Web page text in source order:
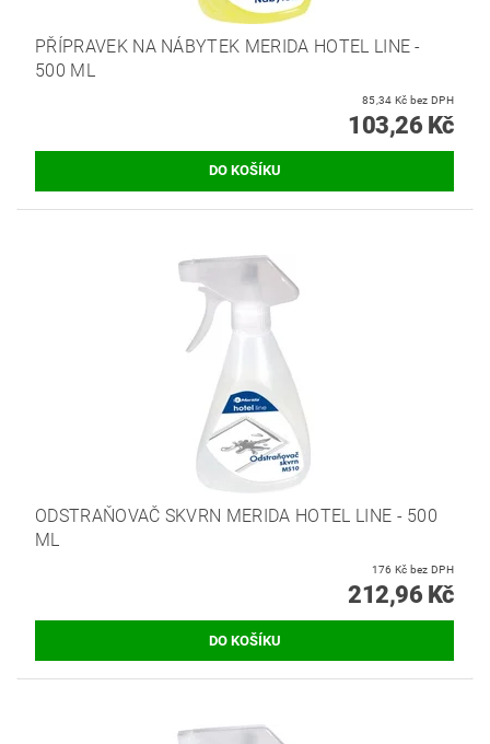
PŘÍPRAVEK NA NÁBYTEK MERIDA HOTEL LINE -
500 ML
85,34 Kč bez DPH
103,26 Kč
ODSTRAŇOVAČ SKVRN MERIDA HOTEL LINE - 500
ML
176 Kč bez DPH
212,96 Kč